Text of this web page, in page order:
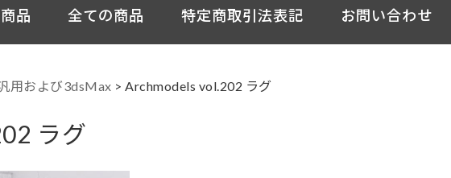
品 全ての商品 特定商取引法表記 お問い合わせ
用および3dsMax > Archmodels vol.202 ラグ
ラグ